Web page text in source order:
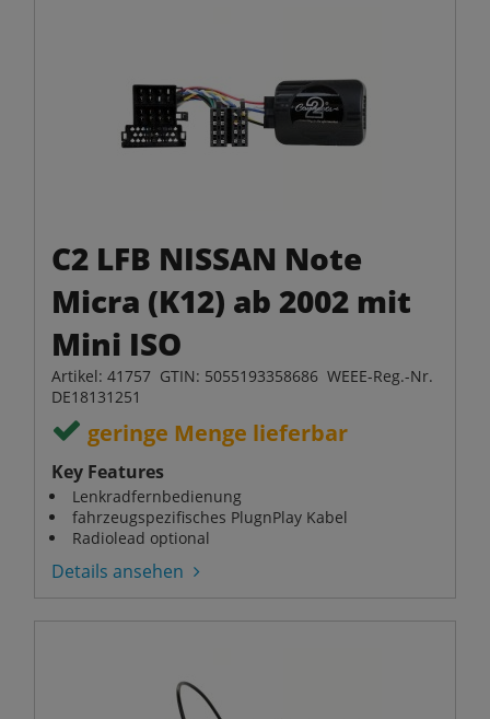
C2 LFB NISSAN Note
Micra (K12) ab 2002 mit
Mini ISO
Artikel: 41757 GTIN: 5055193358686 WEEE-Reg.-Nr.
DE18131251
geringe Menge lieferbar
Key Features
Lenkradfernbedienung
fahrzeugspezifisches PlugnPlay Kabel
Radiolead optional
Details ansehen